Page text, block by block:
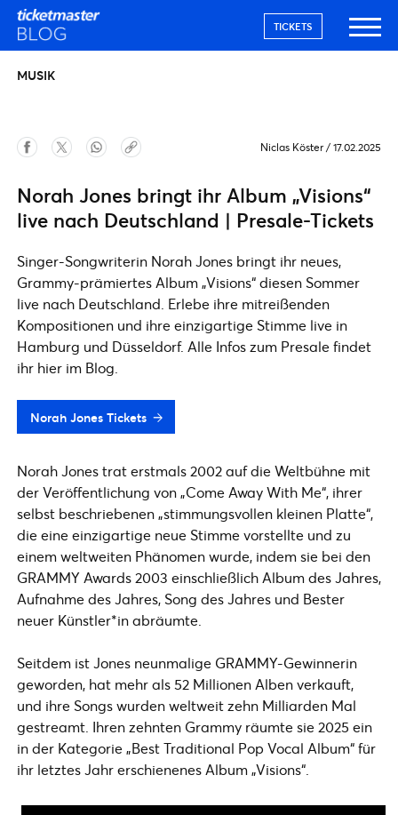
TICKETS
MUSIK
Niclas Köster / 17.02.2025
Norah Jones bringt ihr Album „Visions“
live nach Deutschland | Presale-Tickets
Singer-Songwriterin Norah Jones bringt ihr neues,
Grammy-prämiertes Album „Visions“ diesen Sommer
live nach Deutschland. Erlebe ihre mitreißenden
Kompositionen und ihre einzigartige Stimme live in
Hamburg und Düsseldorf. Alle Infos zum Presale findet
ihr hier im Blog.
Norah Jones Tickets
Norah Jones trat erstmals 2002 auf die Weltbühne mit
der Veröffentlichung von „Come Away With Me“, ihrer
selbst beschriebenen „stimmungsvollen kleinen Platte“,
die eine einzigartige neue Stimme vorstellte und zu
einem weltweiten Phänomen wurde, indem sie bei den
GRAMMY Awards 2003 einschließlich Album des Jahres,
Aufnahme des Jahres, Song des Jahres und Bester
neuer Künstler*in abräumte.
Seitdem ist Jones neunmalige GRAMMY-Gewinnerin
geworden, hat mehr als 52 Millionen Alben verkauft,
und ihre Songs wurden weltweit zehn Milliarden Mal
gestreamt. Ihren zehnten Grammy räumte sie 2025 ein
in der Kategorie „Best Traditional Pop Vocal Album“ für
ihr letztes Jahr erschienenes Album „Visions“.